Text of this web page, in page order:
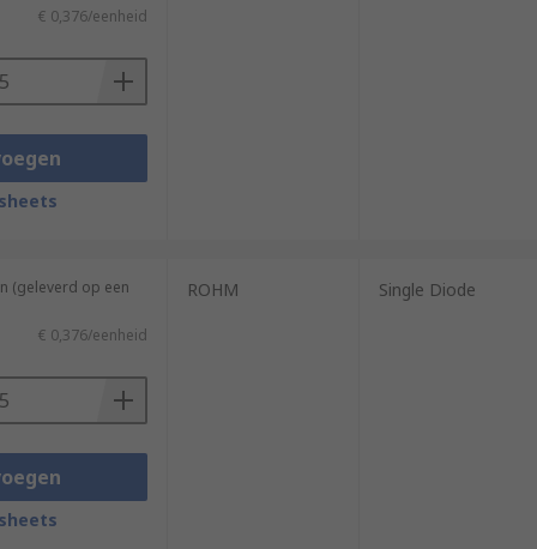
€ 0,376/eenheid
(geleverd op een
€ 0,376/eenheid
ROHM Single Diode